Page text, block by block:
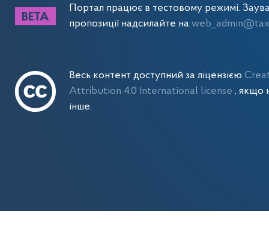
Портал працює в тестовому режимі.
пропозиції надсилайте на
Весь контент доступний за ліцензією
Attribution 4.0 International license , якщо
інше.